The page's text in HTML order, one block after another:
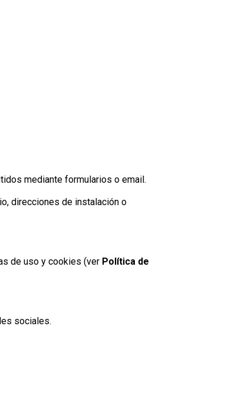
mediante formularios o email.
direcciones de instalación o
de uso y cookies (ver Política de
sociales.